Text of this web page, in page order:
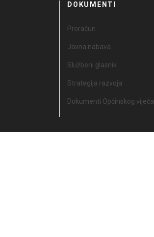
DOKUMENTI
Proračun
Javna nabava
Službeni glasnik
Strategija razvoja
Dokumenti Općinskog vijeća